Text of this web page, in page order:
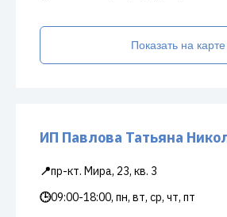
Показать на карте
ИП Павлова Татьяна
📍пр-кт. Мира, 23, кв. 3
🕒09:00-18:00, пн, вт, ср, чт, пт